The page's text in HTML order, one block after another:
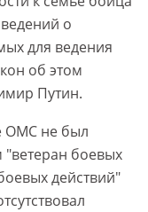
о
для ведения
об этом
Путин.
ОМС не был
"ветеран боевых
действий"